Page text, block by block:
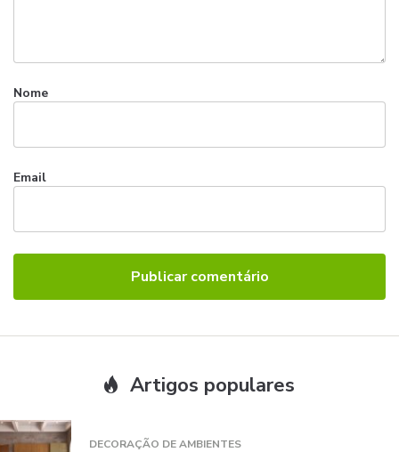
Nome
Email
Artigos populares
DECORAÇÃO DE AMBIENTES